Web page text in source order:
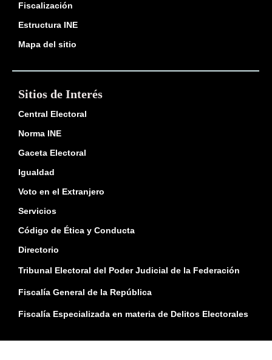
Fiscalización
Estructura INE
Mapa del sitio
Sitios de Interés
Central Electoral
Norma INE
Gaceta Electoral
Igualdad
Voto en el Extranjero
Servicios
Código de Ética y Conducta
Directorio
Tribunal Electoral del Poder Judicial de la Federación
Fiscalía General de la República
Fiscalía Especializada en materia de Delitos Electorales